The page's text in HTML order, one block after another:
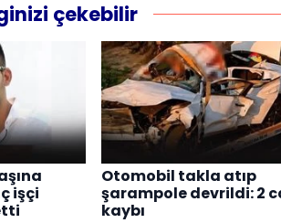
çekebilir
işçi
Otomobil takla atıp
şarampole devrildi: 2
kaybı